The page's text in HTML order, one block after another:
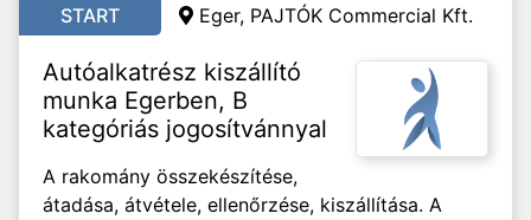
START Eger, PAJTÓK Commercial Kft.
Autóalkatrész kiszállító
munka Egerben, B
kategóriás jogosítvánnyal
A rakomány összekészítése,
átadása, átvétele, ellenőrzése, kiszállítása. A